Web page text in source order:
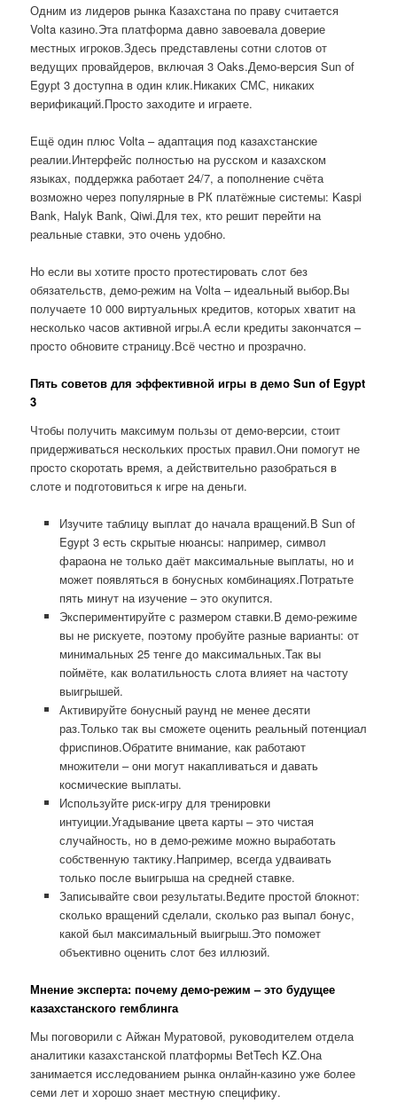
Одним из лидеров рынка Казахстана по праву считается
Volta казино.Эта платформа давно завоевала доверие
местных игроков.Здесь представлены сотни слотов от
ведущих провайдеров, включая 3 Oaks.Демо-версия Sun of
Egypt 3 доступна в один клик.Никаких СМС, никаких
верификаций.Просто заходите и играете.
Ещё один плюс Volta – адаптация под казахстанские
реалии.Интерфейс полностью на русском и казахском
языках, поддержка работает 24/7, а пополнение счёта
возможно через популярные в РК платёжные системы: Kaspi
Bank, Halyk Bank, Qiwi.Для тех, кто решит перейти на
реальные ставки, это очень удобно.
Но если вы хотите просто протестировать слот без
обязательств, демо-режим на Volta – идеальный выбор.Вы
получаете 10 000 виртуальных кредитов, которых хватит на
несколько часов активной игры.А если кредиты закончатся –
просто обновите страницу.Всё честно и прозрачно.
Пять советов для эффективной игры в демо Sun of Egypt
3
Чтобы получить максимум пользы от демо-версии, стоит
придерживаться нескольких простых правил.Они помогут не
просто скоротать время, а действительно разобраться в
слоте и подготовиться к игре на деньги.
Изучите таблицу выплат до начала вращений.В Sun of
Egypt 3 есть скрытые нюансы: например, символ
фараона не только даёт максимальные выплаты, но и
может появляться в бонусных комбинациях.Потратьте
пять минут на изучение – это окупится.
Экспериментируйте с размером ставки.В демо-режиме
вы не рискуете, поэтому пробуйте разные варианты: от
минимальных 25 тенге до максимальных.Так вы
поймёте, как волатильность слота влияет на частоту
выигрышей.
Активируйте бонусный раунд не менее десяти
раз.Только так вы сможете оценить реальный потенциал
фриспинов.Обратите внимание, как работают
множители – они могут накапливаться и давать
космические выплаты.
Используйте риск-игру для тренировки
интуиции.Угадывание цвета карты – это чистая
случайность, но в демо-режиме можно выработать
собственную тактику.Например, всегда удваивать
только после выигрыша на средней ставке.
Записывайте свои результаты.Ведите простой блокнот:
сколько вращений сделали, сколько раз выпал бонус,
какой был максимальный выигрыш.Это поможет
объективно оценить слот без иллюзий.
Мнение эксперта: почему демо-режим – это будущее
казахстанского гемблинга
Мы поговорили с Айжан Муратовой, руководителем отдела
аналитики казахстанской платформы BetTech KZ.Она
занимается исследованием рынка онлайн-казино уже более
семи лет и хорошо знает местную специфику.